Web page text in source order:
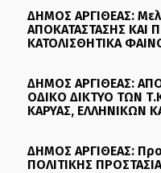
ΔΗΜΟΣ ΑΡΓΙΘΕΑΣ:
ΑΠΟΚΑΤΑΣΤΑΣΗΣ ΚΑΙ
ΚΑΤΟΛΙΣΘΗΤΙΚΑ
ΔΗΜΟΣ ΑΡΓΙΘΕΑΣ:
ΟΔΙΚΟ ΔΙΚΤΥΟ ΤΩΝ
ΚΑΡΥΑΣ, ΕΛΛΗΝΙΚΩΝ
ΔΗΜΟΣ ΑΡΓΙΘΕΑΣ:
ΠΟΛΙΤΙΚΗΣ